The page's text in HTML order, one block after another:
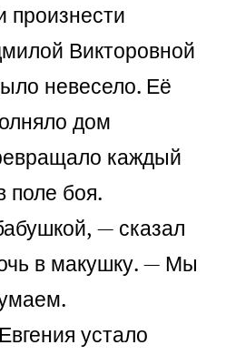
произнести
Викторовной
невесело. Её
дом
каждый
поле боя.
— сказал
в макушку. — Мы
устало